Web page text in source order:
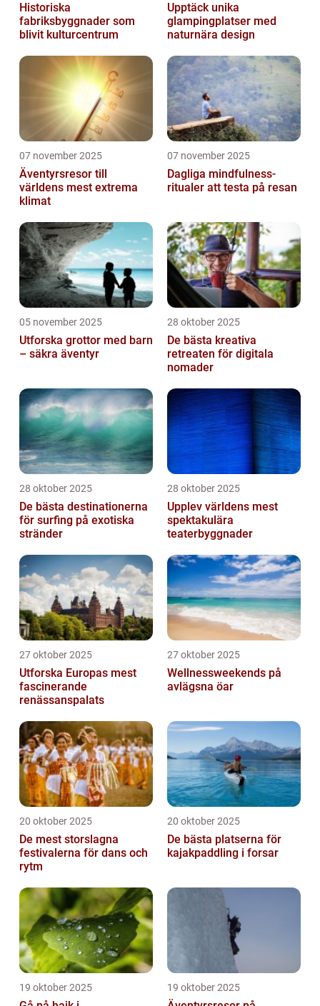
Historiska
fabriksbyggnader som
blivit kulturcentrum
Upptäck unika
glampingplatser med
naturnära design
07 november 2025
Äventyrsresor till
världens mest extrema
klimat
07 november 2025
Dagliga mindfulness-
ritualer att testa på resan
05 november 2025
Utforska grottor med barn
– säkra äventyr
28 oktober 2025
De bästa kreativa
retreaten för digitala
nomader
28 oktober 2025
De bästa destinationerna
för surfing på exotiska
stränder
28 oktober 2025
Upplev världens mest
spektakulära
teaterbyggnader
27 oktober 2025
Utforska Europas mest
fascinerande
renässanspalats
27 oktober 2025
Wellnessweekends på
avlägsna öar
20 oktober 2025
De mest storslagna
festivalerna för dans och
rytm
20 oktober 2025
De bästa platserna för
kajakpaddling i forsar
19 oktober 2025 19 oktober 2025